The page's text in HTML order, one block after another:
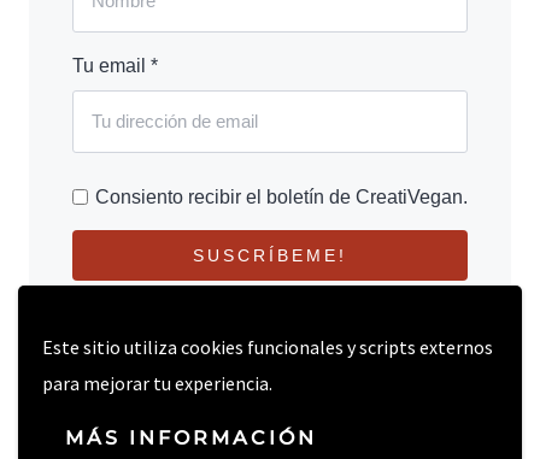
Este sitio utiliza cookies funcionales y scripts externos
para mejorar tu experiencia.
MÁS INFORMACIÓN
Tu email *
Consiento recibir el boletín de CreatiVegan.
SUSCRÍBEME!